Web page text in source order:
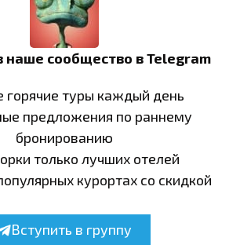
наше сообщество в Telegram
горячие туры каждый день
предложения по раннему
бронированию
только лучших отелей
курортах со скидкой
Вступить в группу